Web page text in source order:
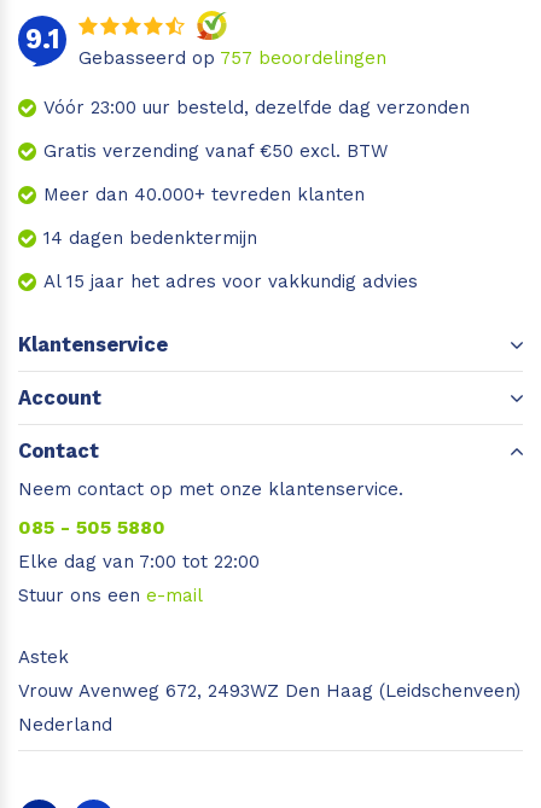
9.1
Gebasseerd op 757 beoordelingen
Vóór 23:00 uur besteld, dezelfde dag verzonden
Gratis verzending vanaf €50 excl. BTW
Meer dan 40.000+ tevreden klanten
14 dagen bedenktermijn
Al 15 jaar het adres voor vakkundig advies
Klantenservice
Account
Contact
Neem contact op met onze klantenservice.
085 - 505 5880
Elke dag van 7:00 tot 22:00
Stuur ons een e-mail
Astek
Vrouw Avenweg 672, 2493WZ Den Haag (Leidschenveen)
Nederland